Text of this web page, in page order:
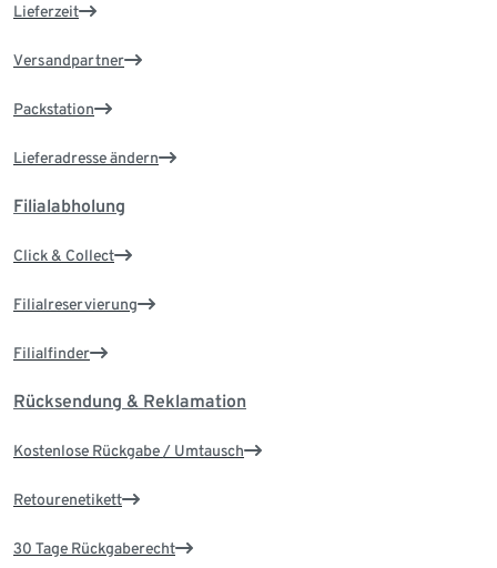
Lieferzeit
Versandpartner
Packstation
Lieferadresse ändern
Filialabholung
Click & Collect
Filialreservierung
Filialfinder
Rücksendung & Reklamation
Kostenlose Rückgabe / Umtausch
Retourenetikett
30 Tage Rückgaberecht